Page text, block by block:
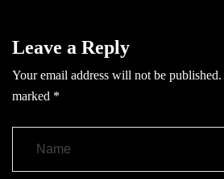
Leave a Reply
Your email address will not be published.
marked *